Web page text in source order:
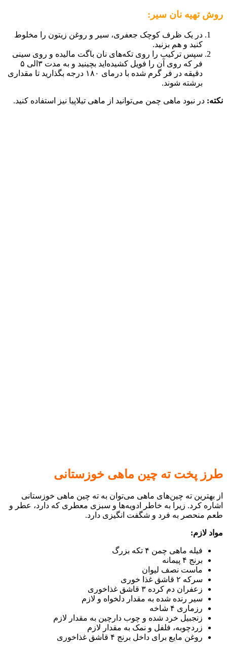
روش تهیه نان سیر:
در یک ظرف کوچک جعفری، سیر و روغن زیتون را مخلوط
کنید و هم بزنید.
سپس ترکیب را روی تکه‌های نان باگت مالیده و روی سینی
فر که روی آن را فویل کشیده‌اید بچینید و به مدت ۳الی ۵
دقیقه در فر گرم شده با درمای ۱۸۰ درجه بگذارید تا مقداری
برشته شوند.
نکته: در نبود ماهی چمن می‌توانید از ماهی تیلاپیا نیز استفاده کنید.
طرز پخت ته چین ماهی خوزستانی
از بهترین ته چین‌های ماهی می‌توان به ته چین ماهی خوزستانی
اشاره کرد. زیرا به خاطر ادویه‌ها و سبزی معطری که دارد، عطر و
طعم منحصر به فرد و شگفت انگیزی دارد.
مواد لازم:
فیله ماهی چمن ۴ تکه بزرگ
برنج ۴ پیمانه
ماست نصف لیوان
سرکه ۲ قاشق غذا خوری
زعفران دم کرده ۳ قاشق غذاخوری
سیر رنده شده به مقدار دلخواه و لازم
رزماری ۴ شاخه
زنجبیل خرد شده و چوب دارچین به مقدار لازم
زردچوبه، فلفل و نمک به مقدار لازم
روغن مایع برای داخل برنج ۴ قاشق غذاخوری